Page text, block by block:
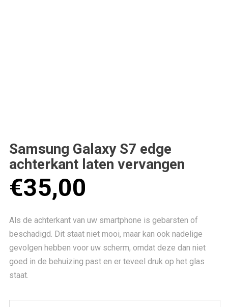
Samsung Galaxy S7 edge
achterkant laten vervangen
€35,00
Als de achterkant van uw smartphone is gebarsten of
beschadigd. Dit staat niet mooi, maar kan ook nadelige
gevolgen hebben voor uw scherm, omdat deze dan niet
goed in de behuizing past en er teveel druk op het glas
staat.